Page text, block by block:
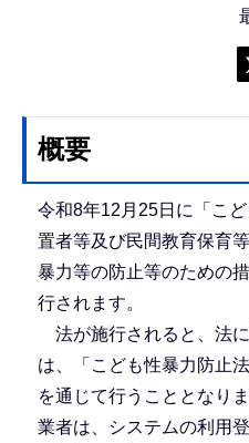
概要
令和8年12月25日に「こ
置者等及び民間教育保育
暴力等の防止等のための
行されます。
法が施行されると、法
は、「こども性暴力防止
を通じて行うこととなり
業者は、システムの利用